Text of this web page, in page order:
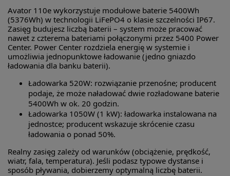
Avator 110e wykorzystuje modułowe baterie 5400Wh
(5376Wh) w technologii LiFePO4 o klasie szczelności IP67.
Zasięg budujesz liczbą baterii – system może pracować
nawet z czterema bateriami połączonymi przez 5400 Power
Center. Power Center rozdziela energię w systemie i
umożliwia jednopunktowe ładowanie (jedno gniazdo
ładowania dla banku baterii).
Ładowarka 520W: rozwiązanie przenośne; producent
podaje, że może naładować dwie rozładowane baterie
5400Wh w ok. 20 godzin.
Ładowarka 1050W (1 kW): ładowarka instalowana na
jednostce; producent wskazuje skrócenie czasu
ładowania o ponad 50%.
Realny zasięg zależy od warunków (obciążenie, prędkość,
wiatr, fala, temperatura). Jeśli podasz typowe dystanse i
sposób pływania, dobierzemy optymalną liczbę baterii.